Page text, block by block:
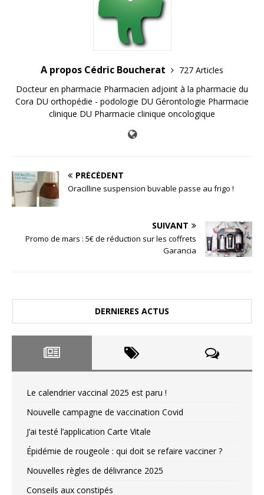
A propos Cédric Boucherat
727 Articles
Docteur en pharmacie Pharmacien adjoint à la pharmacie du
Cora DU orthopédie - podologie DU Gérontologie Pharmacie
clinique DU Pharmacie clinique oncologique
PRÉCÉDENT
Oracilline suspension buvable passe au frigo !
SUIVANT
Promo de mars : 5€ de réduction sur les coffrets
Garancia
DERNIERES ACTUS
Le calendrier vaccinal 2025 est paru !
Nouvelle campagne de vaccination Covid
J’ai testé l’application Carte Vitale
Épidémie de rougeole : qui doit se refaire vacciner ?
Nouvelles règles de délivrance 2025
Conseils aux constipés